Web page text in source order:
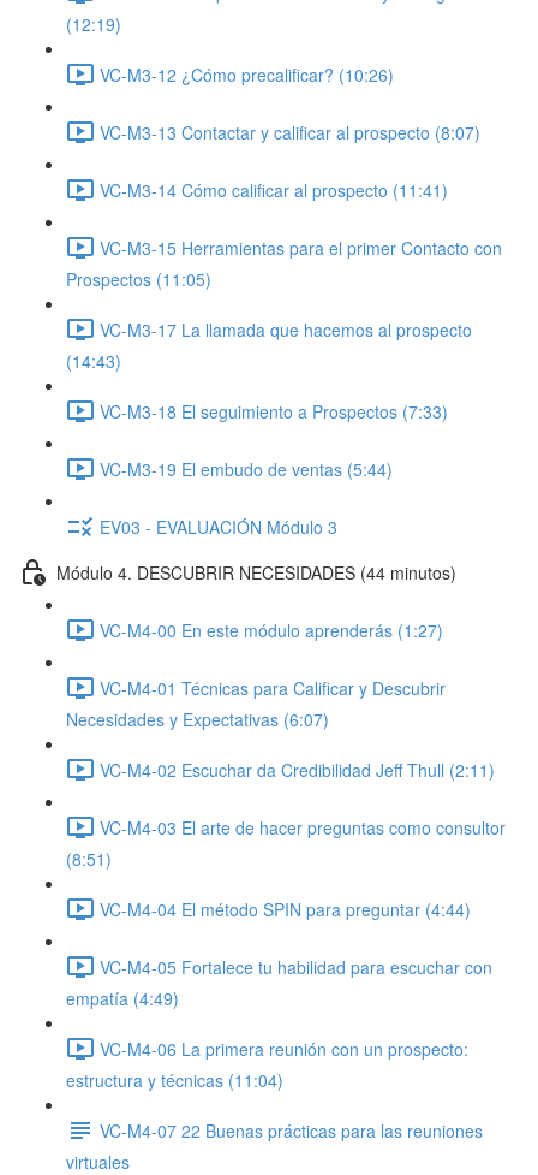
(12:19)
VC-M3-12 ¿Cómo precalificar? (10:26)
VC-M3-13 Contactar y calificar al prospecto (8:07)
VC-M3-14 Cómo calificar al prospecto (11:41)
VC-M3-15 Herramientas para el primer Contacto con
Prospectos (11:05)
VC-M3-17 La llamada que hacemos al prospecto
(14:43)
VC-M3-18 El seguimiento a Prospectos (7:33)
VC-M3-19 El embudo de ventas (5:44)
EV03 - EVALUACIÓN Módulo 3
Módulo 4. DESCUBRIR NECESIDADES (44 minutos)
VC-M4-00 En este módulo aprenderás (1:27)
VC-M4-01 Técnicas para Calificar y Descubrir
Necesidades y Expectativas (6:07)
VC-M4-02 Escuchar da Credibilidad Jeff Thull (2:11)
VC-M4-03 El arte de hacer preguntas como consultor
(8:51)
VC-M4-04 El método SPIN para preguntar (4:44)
VC-M4-05 Fortalece tu habilidad para escuchar con
empatía (4:49)
VC-M4-06 La primera reunión con un prospecto:
estructura y técnicas (11:04)
VC-M4-07 22 Buenas prácticas para las reuniones
virtuales